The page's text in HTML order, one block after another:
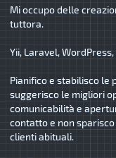
Mi occupo delle
tuttora.
Yii, Laravel, WordPress,
Pianifico e stabilisco le
suggerisco le migliori
comunicabilità e
contatto e non
clienti abituali.